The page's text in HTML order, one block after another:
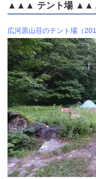
▲▲▲ テント場
広河原山荘のテント場（